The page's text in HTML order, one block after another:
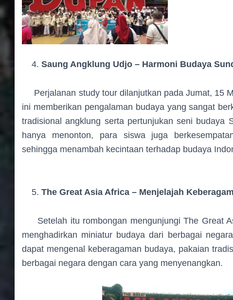
Saung Angklung Udjo – Harmoni Budaya
Perjalanan study tour dilanjutkan pada Jumat, 15
ini memberikan pengalaman budaya yang sangat
tradisional angklung serta pertunjukan seni budaya
hanya menonton, para siswa juga
sehingga menambah kecintaan terhadap budaya
The Great Asia Africa – Menjelajah
Setelah itu rombongan mengunjungi The Great
menghadirkan miniatur budaya dari berbagai
dapat mengenal keberagaman budaya, pakaian
berbagai negara dengan cara yang menyenangkan.